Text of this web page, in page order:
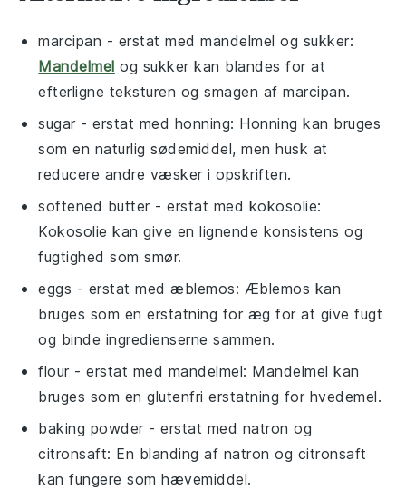
marcipan - erstat medmandelmel og sukker:
Mandelmel og sukker kan blandes for at
efterligne teksturen og smagen af marcipan.
sugar - erstat med honning: Honning kan bruges
som en naturlig sødemiddel, men husk at
reducere andre væsker i opskriften.
softened butter - erstat med kokosolie:
Kokosolie kan give en lignende konsistens og
fugtighed som smør.
eggs - erstat medæblemos: Æblemos kan
bruges som en erstatning for æg for at give fugt
og binde ingredienserne sammen.
flour - erstat med mandelmel: Mandelmel kan
bruges som en glutenfri erstatning for hvedemel.
baking powder - erstat med natron og
citronsaft: En blanding af natron og citronsaft
kan fungere som hævemiddel.